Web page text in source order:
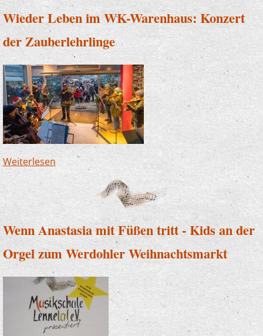
Wieder Leben im WK-Warenhaus: Konzert
der Zauberlehrlinge
Weiterlesenüber Wieder Leben im WK-Warenhaus:
Konzert der Zauberlehrlinge
Wenn Anastasia mit Füßen tritt - Kids an der
Orgel zum Werdohler Weihnachtsmarkt